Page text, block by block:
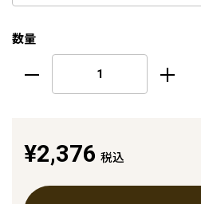
数量
¥2,376 税込